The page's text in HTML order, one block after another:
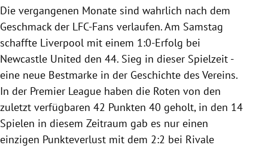
Die vergangenen Monate sind wahrlich nach dem
Geschmack der LFC-Fans verlaufen. Am Samstag
schaffte Liverpool mit einem 1:0-Erfolg bei
Newcastle United den 44. Sieg in dieser Spielzeit -
eine neue Bestmarke in der Geschichte des Vereins.
In der Premier League haben die Roten von den
zuletzt verfügbaren 42 Punkten 40 geholt, in den 14
Spielen in diesem Zeitraum gab es nur einen
einzigen Punkteverlust mit dem 2:2 bei Rivale